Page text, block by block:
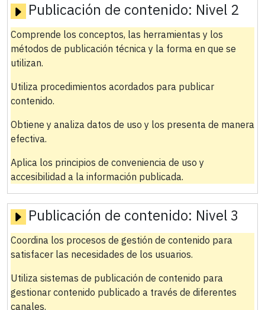
Publicación de contenido: Nivel 2
Comprende los conceptos, las herramientas y los
métodos de publicación técnica y la forma en que se
utilizan.
Utiliza procedimientos acordados para publicar
contenido.
Obtiene y analiza datos de uso y los presenta de manera
efectiva.
Aplica los principios de conveniencia de uso y
accesibilidad a la información publicada.
Publicación de contenido: Nivel 3
Coordina los procesos de gestión de contenido para
satisfacer las necesidades de los usuarios.
Utiliza sistemas de publicación de contenido para
gestionar contenido publicado a través de diferentes
canales.